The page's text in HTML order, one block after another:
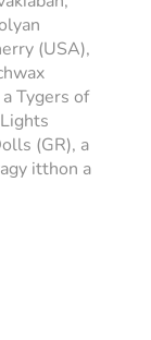
(USA),
Tygers of
(GR), a
itthon a